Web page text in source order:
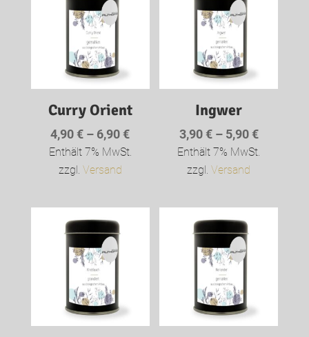
Curry Orient
4,90€ – 6,90€Preisspanne:
4,90 €
Enthält 7% MwSt.
zzgl. Versand
Ingwer
3,90€ – 5,90€
3,90 €
Enthält 7% MwSt.
zzgl.Versand